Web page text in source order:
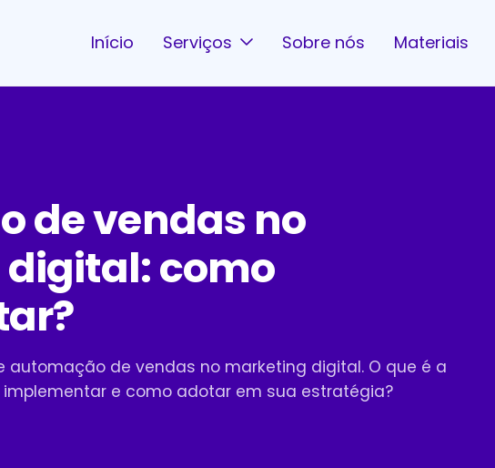
Início Serviços Sobre nós Materiais
de vendas no
como
automação de vendas no marketing digital. O que é a
e como adotar em sua estratégia?